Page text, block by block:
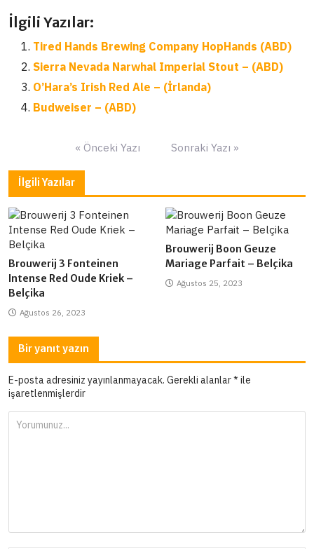
İlgili Yazılar:
Tired Hands Brewing Company HopHands (ABD)
Sierra Nevada Narwhal Imperial Stout – (ABD)
O’Hara’s Irish Red Ale – (İrlanda)
Budweiser – (ABD)
« Önceki Yazı Sonraki Yazı »
İlgili Yazılar
Brouwerij 3 Fonteinen
Intense Red Oude Kriek –
Belçika
Ağustos 26, 2023
Brouwerij Boon Geuze
Mariage Parfait – Belçika
Ağustos 25, 2023
Bir yanıt yazın
E-posta adresiniz yayınlanmayacak. Gerekli alanlar* ile
işaretlenmişlerdir